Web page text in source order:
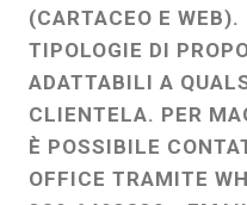
(CARTACEO E
TIPOLOGIE DI
ADATTABILI A
CLIENTELA. PER
È POSSIBILE
OFFICE TRAMITE